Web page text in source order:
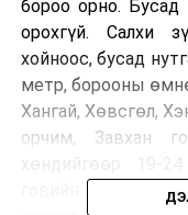
бороо орно. Бусад
орохгүй. Салхи
хойноос, бусад
метр, борооны
Хангай, Хөвсгөл,
орчим, Завхан
говийн бүс